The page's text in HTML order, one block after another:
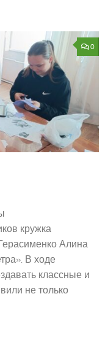
0
кружка
Алина
В ходе
классные и
не только